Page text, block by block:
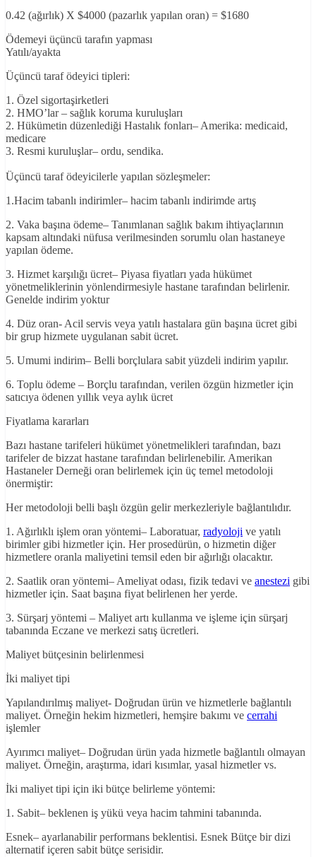
0.42 (ağırlık) X $4000 (pazarlık yapılan oran) = $1680
Ödemeyi üçüncü tarafın yapması
Yatılı/ayakta
Üçüncü taraf ödeyici tipleri:
1. Özel sigortaşirketleri
2. HMO’lar – sağlık koruma kuruluşları
2. Hükümetin düzenlediği Hastalık fonları– Amerika: medicaid,
medicare
3. Resmi kuruluşlar– ordu, sendika.
Üçüncü taraf ödeyicilerle yapılan sözleşmeler:
1.Hacim tabanlı indirimler– hacim tabanlı indirimde artış
2. Vaka başına ödeme– Tanımlanan sağlık bakım ihtiyaçlarının
kapsam altındaki nüfusa verilmesinden sorumlu olan hastaneye
yapılan ödeme.
3. Hizmet karşılığı ücret– Piyasa fiyatları yada hükümet
yönetmeliklerinin yönlendirmesiyle hastane tarafından belirlenir.
Genelde indirim yoktur
4. Düz oran- Acil servis veya yatılı hastalara gün başına ücret gibi
bir grup hizmete uygulanan sabit ücret.
5. Umumi indirim– Belli borçlulara sabit yüzdeli indirim yapılır.
6. Toplu ödeme – Borçlu tarafından, verilen özgün hizmetler için
satıcıya ödenen yıllık veya aylık ücret
Fiyatlama kararları
Bazı hastane tarifeleri hükümet yönetmelikleri tarafından, bazı
tarifeler de bizzat hastane tarafından belirlenebilir. Amerikan
Hastaneler Derneği oran belirlemek için üç temel metodoloji
önermiştir:
Her metodoloji belli başlı özgün gelir merkezleriyle bağlantılıdır.
1. Ağırlıklı işlem oran yöntemi– Laboratuar, radyoloji ve yatılı
birimler gibi hizmetler için. Her prosedürün, o hizmetin diğer
hizmetlere oranla maliyetini temsil eden bir ağırlığı olacaktır.
2. Saatlik oran yöntemi– Ameliyat odası, fizik tedavi ve anestezi gibi
hizmetler için. Saat başına fiyat belirlenen her yerde.
3. Sürşarj yöntemi – Maliyet artı kullanma ve işleme için sürşarj
tabanında Eczane ve merkezi satış ücretleri.
Maliyet bütçesinin belirlenmesi
İki maliyet tipi
Yapılandırılmış maliyet- Doğrudan ürün ve hizmetlerle bağlantılı
maliyet. Örneğin hekim hizmetleri, hemşire bakımı ve cerrahi
işlemler
Ayırımcı maliyet– Doğrudan ürün yada hizmetle bağlantılı olmayan
maliyet. Örneğin, araştırma, idari kısımlar, yasal hizmetler vs.
İki maliyet tipi için iki bütçe belirleme yöntemi:
1. Sabit– beklenen iş yükü veya hacim tahmini tabanında.
Esnek– ayarlanabilir performans beklentisi. Esnek Bütçe bir dizi
alternatif içeren sabit bütçe serisidir.